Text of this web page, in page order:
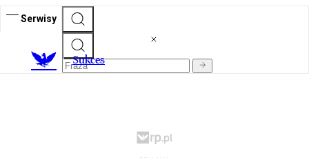
Serwisy
Sukces